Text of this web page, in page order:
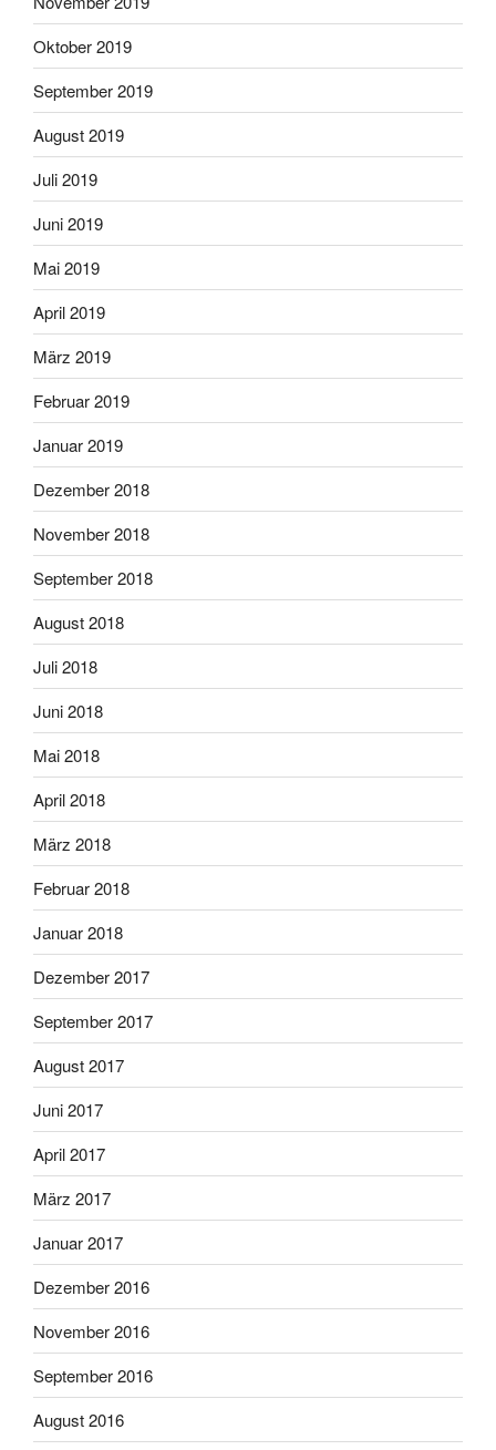
Oktober 2019
September 2019
August 2019
Juli 2019
Juni 2019
Mai 2019
April 2019
März 2019
Februar 2019
Januar 2019
Dezember 2018
November 2018
September 2018
August 2018
Juli 2018
Juni 2018
Mai 2018
April 2018
März 2018
Februar 2018
Januar 2018
Dezember 2017
September 2017
August 2017
Juni 2017
April 2017
März 2017
Januar 2017
Dezember 2016
November 2016
September 2016
August 2016